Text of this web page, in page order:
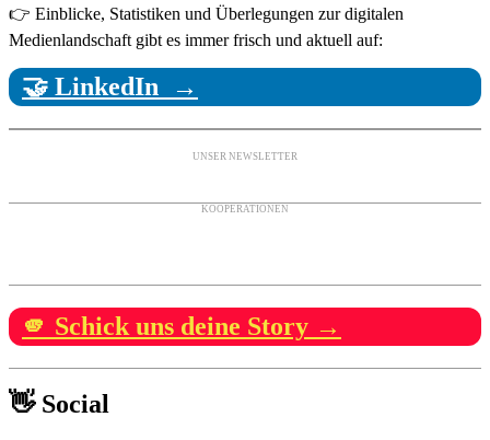
👉 Einblicke, Statistiken und Überlegungen zur digitalen
Medienlandschaft gibt es immer frisch und aktuell auf:
🤝 LinkedIn →
UNSER NEWSLETTER
KOOPERATIONEN
🫵 Schick uns deine Story →
👋 Social